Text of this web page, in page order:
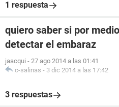
1 respuesta
quiero saber si por
detectar el embaraz
jaacqui - 27 ago 2014 a las 01:41
c-salinas - 3 dic 2014 a las 17:42
3 respuestas